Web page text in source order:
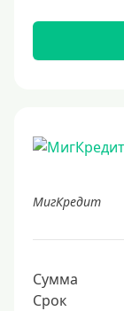
МигКредит
Сумма
Срок